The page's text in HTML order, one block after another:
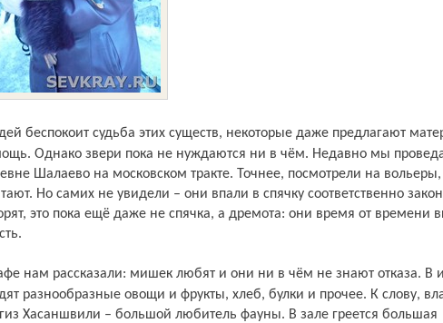
Однако звери пока не нуждаются ни в чём. Недавно мы
Шалаево на московском тракте. Точнее, посмотрели на вольеры,
Но самих не увидели – они впали в спячку соответ­ственно
это пока ещё даже не спячка, а дремота: они время от времени
разнообразные овощи и фрукты, хлеб, булки и прочее. К слову,
Хасаншвили – большой любитель фауны. В зале греется большая